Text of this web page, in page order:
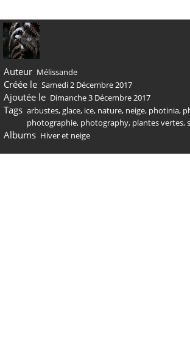
Auteur Mélissande
Créée le Samedi 2 Décembre 2017
Ajoutée le Dimanche 3 Décembre 2017
Tags arbustes,glace, ice, nature, neige, photinia,
photographie, photography, plantes vertes,
Albums Hiver et neige